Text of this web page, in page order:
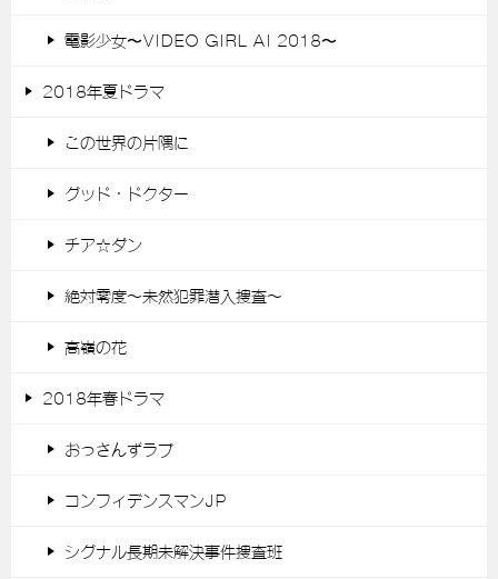
電影少女〜VIDEO GIRL AI 2018〜
2018年夏ドラマ
この世界の片隅に
グッド・ドクター
チア☆ダン
絶対零度～未然犯罪潜入捜査～
高嶺の花
2018年春ドラマ
おっさんずラブ
コンフィデンスマンJP
シグナル長期未解決事件捜査班